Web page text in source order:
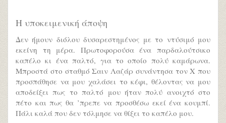
Η υποκειμενική άποψη
Δεν ήμουν διόλου δυσαρεστημένος με το ντύσιμό μου
εκείνη τη μέρα. Πρωτοφορούσα ένα παρδαλούτσικο
καπέλο κι ένα παλτό, για το οποίο πολύ καμάρωνα.
Μπροστά στο σταθμό Σαιν Λαζάρ συνάντησα τον Χ που
προσπάθησε να μου χαλάσει το κέφι, θέλοντας να μου
αποδείξει πως το παλτό μου ήταν πολύ ανοιχτό στο
πέτο και πως θα ’πρεπε να προσθέσω εκεί ένα κουμπί.
Πάλι καλά που δεν τόλμησε να θίξει το καπέλο μου.